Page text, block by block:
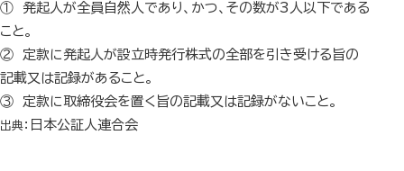
① 発起人が全員自然人であり、かつ、その数が3人以下である
こと。
② 定款に発起人が設立時発行株式の全部を引き受ける旨の
記載又は記録があること。
③ 定款に取締役会を置く旨の記載又は記録がないこと。
出典： 日本公証人連合会